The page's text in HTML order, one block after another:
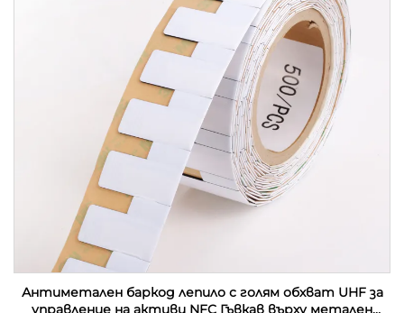
Антиметален баркод лепило с голям обхват UHF за